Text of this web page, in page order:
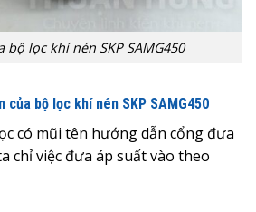
bộ lọc khí nén SKP SAMG450
của bộ lọc khí nén SKP SAMG450
có mũi tên hướng dẫn cổng đưa
chỉ việc đưa áp suất vào theo